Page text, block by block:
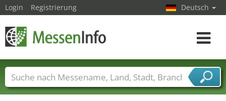
Login Registrierung Deutsch
Toggle
Messenamen Länder Städte
Branchen